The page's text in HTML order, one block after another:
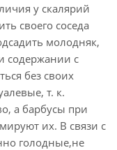
у скалярий
своего соседа
молодняк,
содержании с
без своих
т. к.
а барбусы при
их. В связи с
голодные,не